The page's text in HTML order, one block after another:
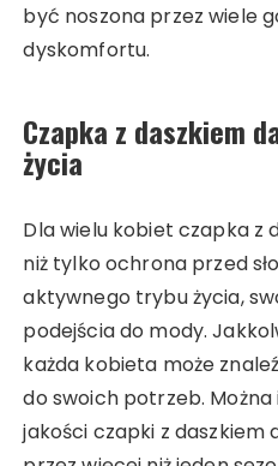
być noszona przez wiele
dyskomfortu.
Czapka z daszkiem
życia
Dla wielu kobiet czapka z
niż tylko ochrona przed
aktywnego trybu życia,
podejścia do mody.
każda kobieta może
do swoich potrzeb.
jakości czapki z daszkiem